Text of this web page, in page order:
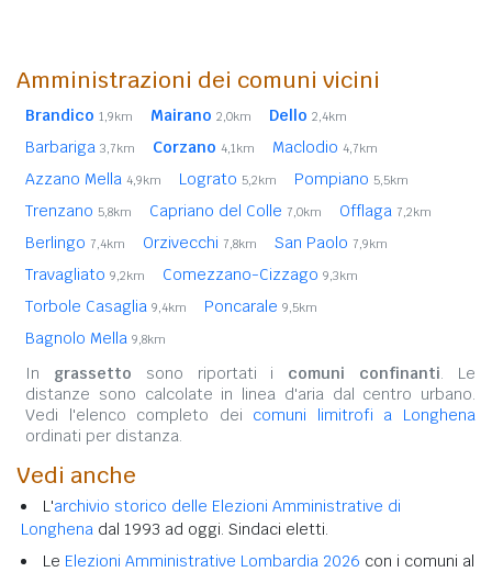
Amministrazioni dei comuni vicini
Brandico 1,9km Mairano 2,0km Dello 2,4km
Barbariga 3,7km Corzano 4,1km Maclodio 4,7km
Azzano Mella 4,9km Lograto 5,2km Pompiano 5,5km
Trenzano 5,8km Capriano del Colle 7,0km Offlaga 7,2km
Berlingo 7,4km Orzivecchi 7,8km San Paolo 7,9km
Travagliato 9,2km Comezzano-Cizzago 9,3km
Torbole Casaglia 9,4km Poncarale 9,5km
Bagnolo Mella 9,8km
In grassetto sono riportati i comuni confinanti. Le
distanze sono calcolate in linea d'aria dal centro urbano.
Vedi l'elenco completo dei comuni limitrofi a Longhena
ordinati per distanza.
Vedi anche
L'archivio storico delle Elezioni Amministrative di
Longhena dal 1993 ad oggi. Sindaci eletti.
Le Elezioni Amministrative Lombardia 2026 con i comuni al